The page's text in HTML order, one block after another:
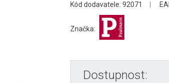
Kód dodavatele: 92071
Značka:
Dostupnost: